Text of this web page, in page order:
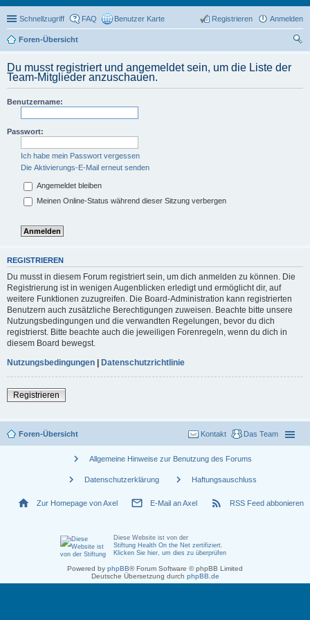
Schnellzugriff FAQ Benutzer Karte Anmelden
Registrieren
Foren-Übersicht
Du musst registriert und angemeldet sein, um die Liste der
Team-Mitglieder anzuschauen.
Benutzername:
Passwort:
Ich habe mein Passwort vergessen
Die Aktivierungs-E-Mail erneut senden
Angemeldet bleiben
Meinen Online-Status während dieser Sitzung verbergen
REGISTRIEREN
Du musst in diesem Forum registriert sein, um dich anmelden zu können. Die
Registrierung ist in wenigen Augenblicken erledigt und ermöglicht dir, auf
weitere Funktionen zuzugreifen. Die Board-Administration kann registrierten
Benutzern auch zusätzliche Berechtigungen zuweisen. Beachte bitte unsere
Nutzungsbedingungen und die verwandten Regelungen, bevor du dich
registrierst. Bitte beachte auch die jeweiligen Forenregeln, wenn du dich in
diesem Board bewegst.
Nutzungsbedingungen | Datenschutzrichtlinie
Registrieren
Foren-Übersicht Das Team
Kontakt
chevron_right Allgemeine Hinweise zur Benutzung des Forums
chevron_right Datenschutzerklärung chevron_right Haftungsauschluss
home Zur Homepage von Axel mail_outline E-Mail an Axel rss_feed RSS Feed abbonieren
Diese Website ist von der
Stiftung Health On the Net zertifiziert
Klicken Sie hier, um dies zu überprüfen
Powered by phpBB® Forum Software © phpBB Limited
Deutsche Übersetzung durch phpBB.de